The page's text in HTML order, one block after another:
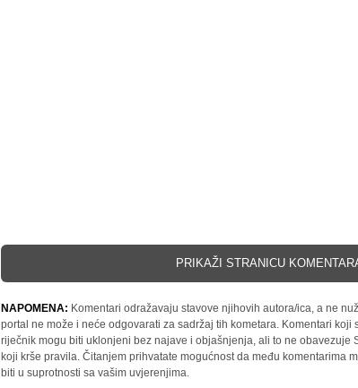
PRIKAŽI STRANICU
NAPOMENA: Komentari odražavaju stavove njihovih autora/ica, a ne
portal ne može i neće odgovarati za sadržaj tih kometara. Komentari
riječnik mogu biti uklonjeni bez najave i objašnjenja, ali to ne obavezuje
koji krše pravila. Čitanjem prihvatate mogućnost da među komentarima
biti u suprotnosti sa vašim uvjerenjima.